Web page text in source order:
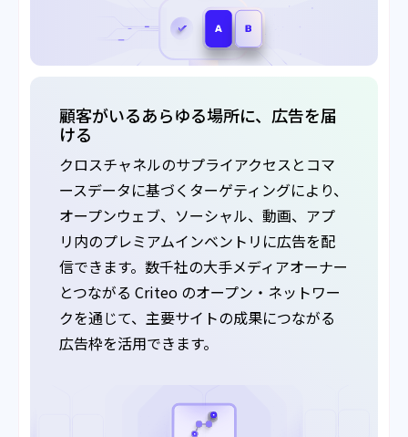
顧客がいるあらゆる場所に、広告を届
ける
クロスチャネルのサプライアクセスとコマ
ースデータに基づくターゲティングにより、
オープンウェブ、ソーシャル、動画、アプ
リ内のプレミアムインベントリに広告を配
信できます。数千社の大手メディアオーナー
とつながる Criteo のオープン・ネットワー
クを通じて、主要サイトの成果につながる
広告枠を活用できます。